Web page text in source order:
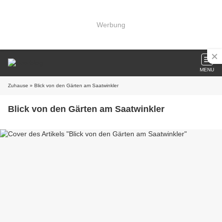
Werbung
MENU
Zuhause » Blick von den Gärten am Saatwinkler
Blick von den Gärten am Saatwinkler